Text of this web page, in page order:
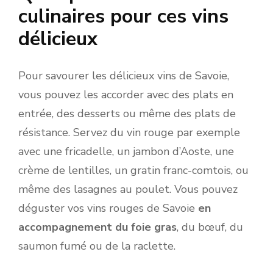
culinaires pour ces vins
délicieux
Pour savourer les délicieux vins de Savoie,
vous pouvez les accorder avec des plats en
entrée, des desserts ou même des plats de
résistance. Servez du vin rouge par exemple
avec une fricadelle, un jambon d’Aoste, une
crème de lentilles, un gratin franc-comtois, ou
même des lasagnes au poulet. Vous pouvez
déguster vos vins rouges de Savoie en
accompagnement du foie gras, du bœuf, du
saumon fumé ou de la raclette.